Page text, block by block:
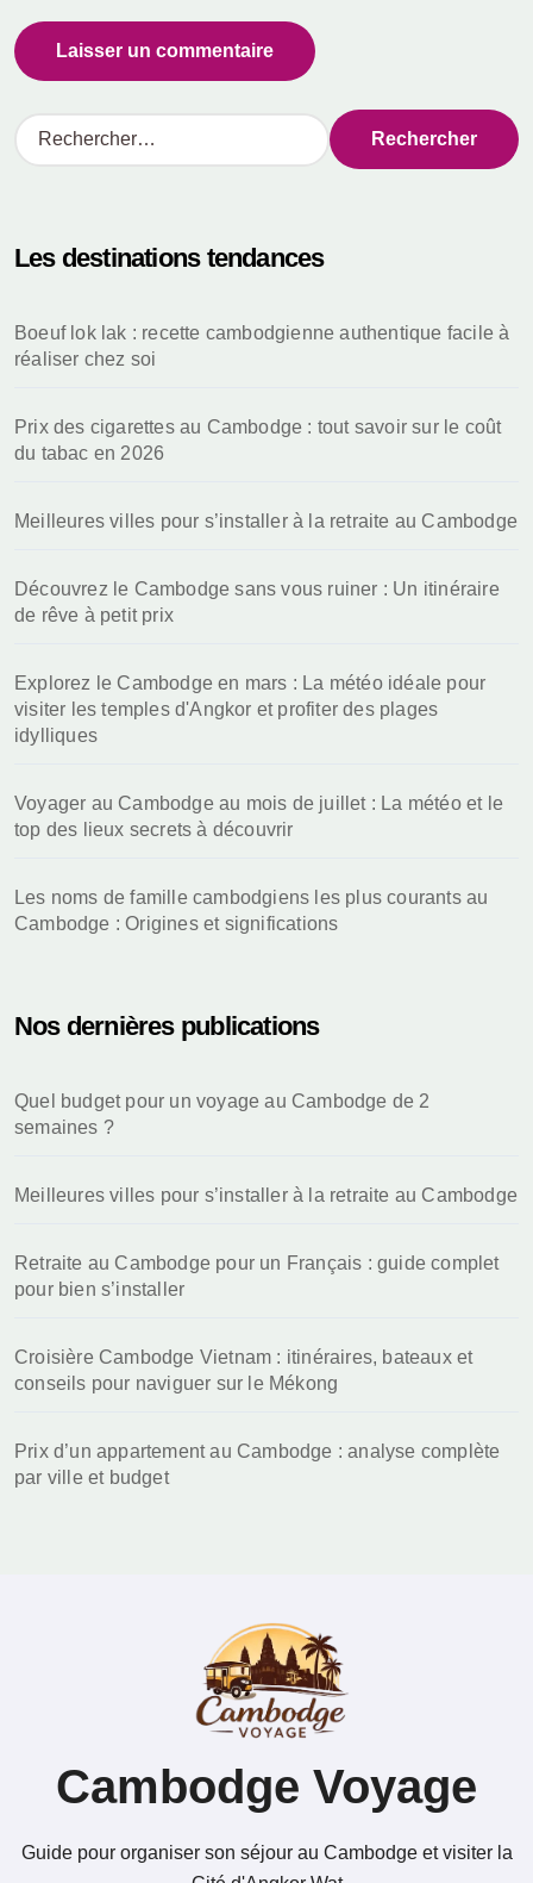
R
e
r
e
r
Les destinations tendances
Boeuf lok lak : recette cambodgienne authentique facile à
réaliser chez soi
Prix des cigarettes au Cambodge : tout savoir sur le coût
du tabac en 2026
Meilleures villes pour s’installer à la retraite au Cambodge
Découvrez le Cambodge sans vous ruiner : Un itinéraire
de rêve à petit prix
Explorez le Cambodge en mars : La météo idéale pour
visiter les temples d'Angkor et profiter des plages
idylliques
Voyager au Cambodge au mois de juillet : La météo et le
top des lieux secrets à découvrir
Les noms de famille cambodgiens les plus courants au
Cambodge : Origines et significations
Nos dernières publications
Quel budget pour un voyage au Cambodge de 2
semaines ?
Meilleures villes pour s’installer à la retraite au Cambodge
Retraite au Cambodge pour un Français : guide complet
pour bien s’installer
Croisière Cambodge Vietnam : itinéraires, bateaux et
conseils pour naviguer sur le Mékong
Prix d’un appartement au Cambodge : analyse complète
par ville et budget
Cambodge Voyage
Guide pour organiser son séjour au Cambodge et visiter la